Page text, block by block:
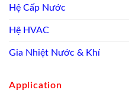
Hệ Cấp Nước
Hệ HVAC
Gia Nhiệt Nước & Khí
Application